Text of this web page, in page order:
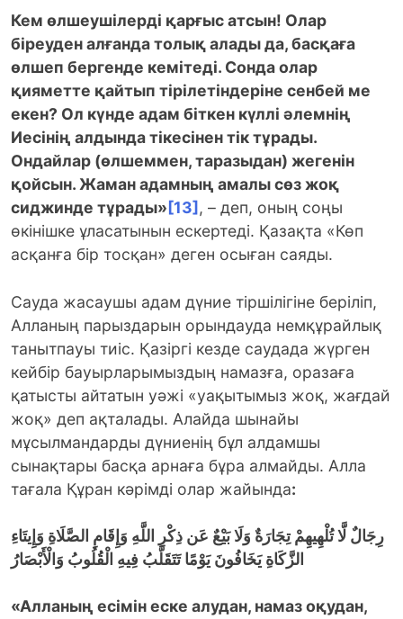
Кем өлшеушілерді қарғыс атсын! Олар
біреуден алғанда толық алады да, басқаға
өлшеп бергенде кемітеді. Сонда олар
қияметте қайтып тірілетіндеріне сенбей ме
екен? Ол күнде адам біткен күллі әлемнің
Иесінің алдында тікесінен тік тұрады.
Ондайлар (өлшеммен, таразыдан) жегенін
қойсын. Жаман адамның амалы сөз жоқ
сиджинде тұрады» [13] , – деп, оның соңы
өкінішке ұласатынын ескертеді. Қазақта «Көп
асқанға бір тосқан» деген осыған саяды.
Сауда жасаушы адам дүние тіршілігіне беріліп,
Алланың парыздарын орындауда немқұрайлық
танытпауы тиіс. Қазіргі кезде саудада жүрген
кейбір бауырларымыздың намазға, оразаға
қатысты айтатын уәжі «уақытымыз жоқ, жағдай
жоқ» деп ақталады. Алайда шынайы
мұсылмандарды дүниенің бұл алдамшы
сынақтары басқа арнаға бұра алмайды. Алла
тағала Құран кәрімді олар жайында:
رِجَالٌ لَّا تُلْهِيهِمْ تِجَارَةٌ وَلَا بَيْعٌ عَن ذِكْرِ اللَّهِ وَإِقَامِ الصَّلَاةِ وَإِيتَاءِ
الزَّكَاةِ يَخَافُونَ يَوْمًا تَتَقَلَّبُ فِيهِ الْقُلُوبُ وَالْأَبْصَارُ
«Алланың есімін еске алудан, намаз оқудан,